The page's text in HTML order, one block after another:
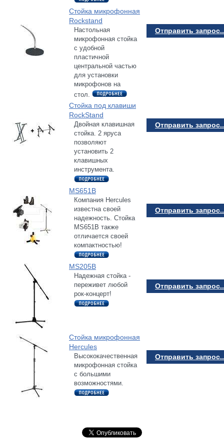
Стойка микрофонная
Rockstand
Настольная
микрофонная стойка
с удобной
пластичной
центральной частью
для установки
микрофонов на
стол.
Отправить
Стойка под клавиши
RockStand
Двойная клавишная
стойка. 2 яруса
позволяют
установить 2
клавишных
инструмента.
Отправить
MS651B
Компания Hercules
известна своей
надежность. Стойка
MS651B также
отличается своей
компактностью!
Отправить
MS205B
Надежная стойка -
переживет любой
рок-концерт!
Отправить
Стойка микрофонная
Hercules
Высококачественная
микрофонная стойка
с большими
возможностями.
Отправить